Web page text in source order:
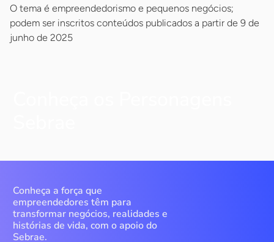
O tema é empreendedorismo e pequenos negócios;
podem ser inscritos conteúdos publicados a partir de 9 de
junho de 2025
Conheça a força que
empreendedores têm para
transformar negócios, realidades e
histórias de vida, com o apoio do
Sebrae.